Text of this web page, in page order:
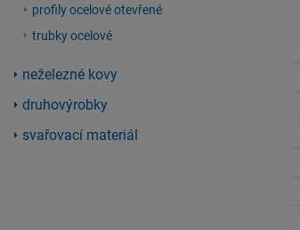
profily ocelové otevřené
trubky ocelové
neželezné kovy
druhovýrobky
svařovací materiál